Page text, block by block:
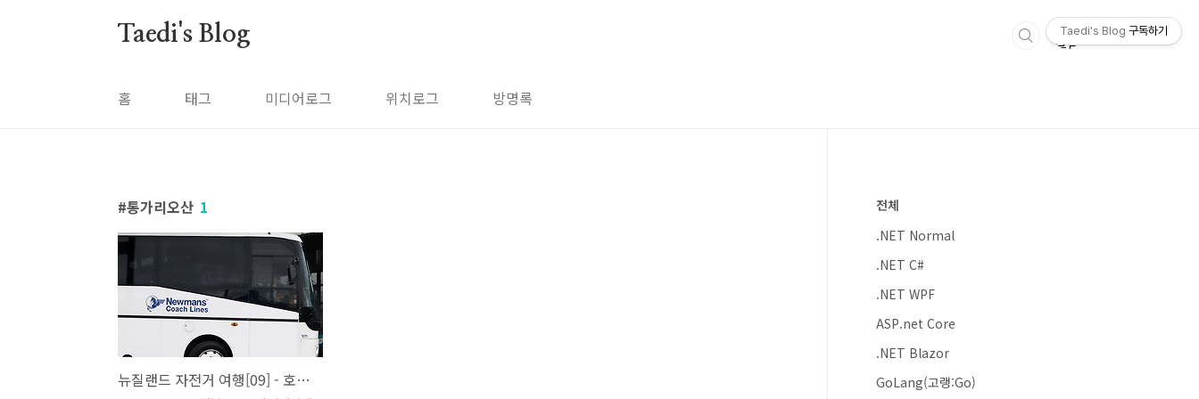
Taedi's Blog
홈 태그 미디어로그 위치로그 방명록
통가리오산 1
뉴질랜드 자전거 여행[09] - 호수의 도시 타우포
전체
.NET Normal
.NET C#
.NET WPF
ASP.net Core
.NET Blazor
GoLang(고랭:Go)
Taedi's Blog 구독하기